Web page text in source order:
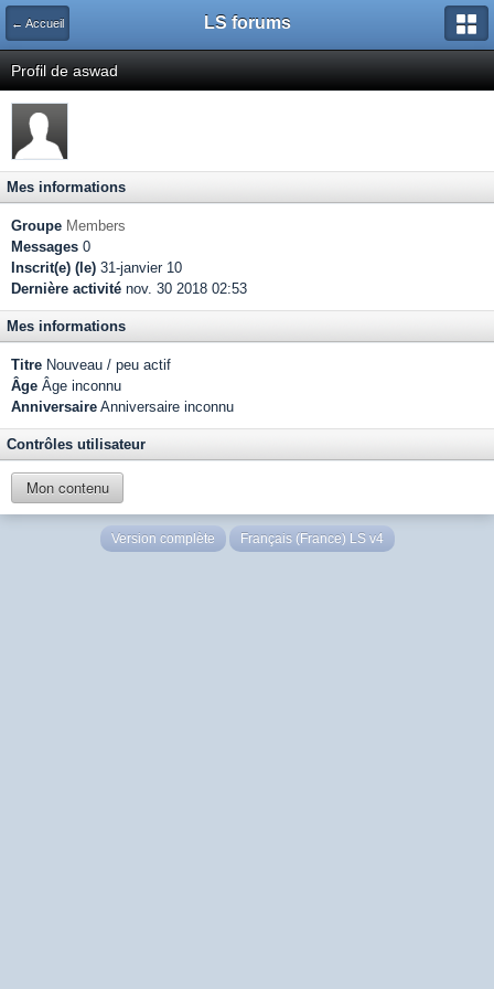
← Accueil LS forums
Profil de aswad
Mes informations
Groupe Members
Messages 0
Inscrit(e) (le) 31-janvier 10
Dernière activité nov. 30 2018 02:53
Mes informations
Titre Nouveau / peu actif
Âge Âge inconnu
Anniversaire Anniversaire inconnu
Contrôles utilisateur
Mon contenu
Version complète Français (France) LS v4